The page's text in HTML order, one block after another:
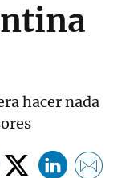
hacer nada